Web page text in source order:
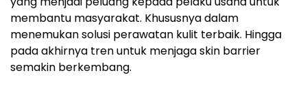
membantu masyarakat. Khususnya dalam
menemukan solusi perawatan kulit terbaik. Hingga
pada akhirnya tren untuk menjaga skin barrier
semakin berkembang.